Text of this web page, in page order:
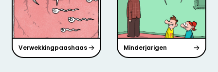
Verwekkingpaashaas Minderjarigen